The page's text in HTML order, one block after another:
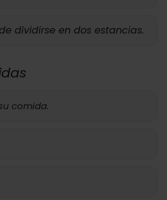
dividirse en dos estancias.
comida.